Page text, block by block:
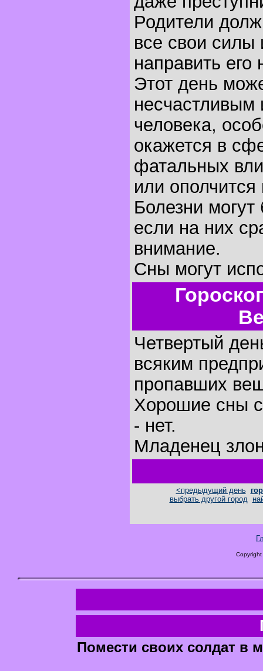
Родители
все свои
направить
Этот день
несчастливым
человека,
окажется в
фатальных
или ополчится
Болезни
если на них
внимание.
Сны могут
Четвертый
всяким
пропавших
Хорошие сны
- нет.
Младенец
<предыдущий день
выбрать другой город
Помести своих солдат в